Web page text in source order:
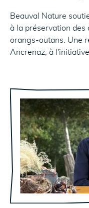
Beauval Nature
à la préservation des
orangs-outans. Une
Ancrenaz, à